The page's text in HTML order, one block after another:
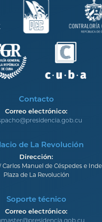
Contacto
Correo electrónico:
de La Revolución
Dirección:
Carlos Manuel de Céspedes e
Plaza de La Revolución
Soporte técnico
Correo electrónico: